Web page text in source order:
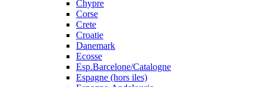
Chypre
Corse
Crete
Croatie
Danemark
Ecosse
Esp.Barcelone/Catalogne
Espagne (hors iles)